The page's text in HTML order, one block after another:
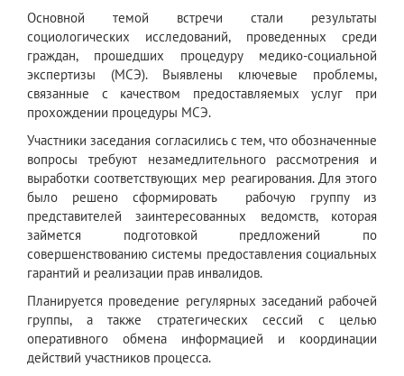
Основной темой встречи стали результаты
социологических исследований, проведенных среди
граждан, прошедших процедуру медико-социальной
экспертизы (МСЭ). Выявлены ключевые проблемы,
связанные с качеством предоставляемых услуг при
прохождении процедуры МСЭ.
Участники заседания согласились с тем, что обозначенные
вопросы требуют незамедлительного рассмотрения и
выработки соответствующих мер реагирования. Для этого
было решено сформировать рабочую группу из
представителей заинтересованных ведомств, которая
займется подготовкой предложений по
совершенствованию системы предоставления социальных
гарантий и реализации прав инвалидов.
Планируется проведение регулярных заседаний рабочей
группы, а также стратегических сессий с целью
оперативного обмена информацией и координации
действий участников процесса.